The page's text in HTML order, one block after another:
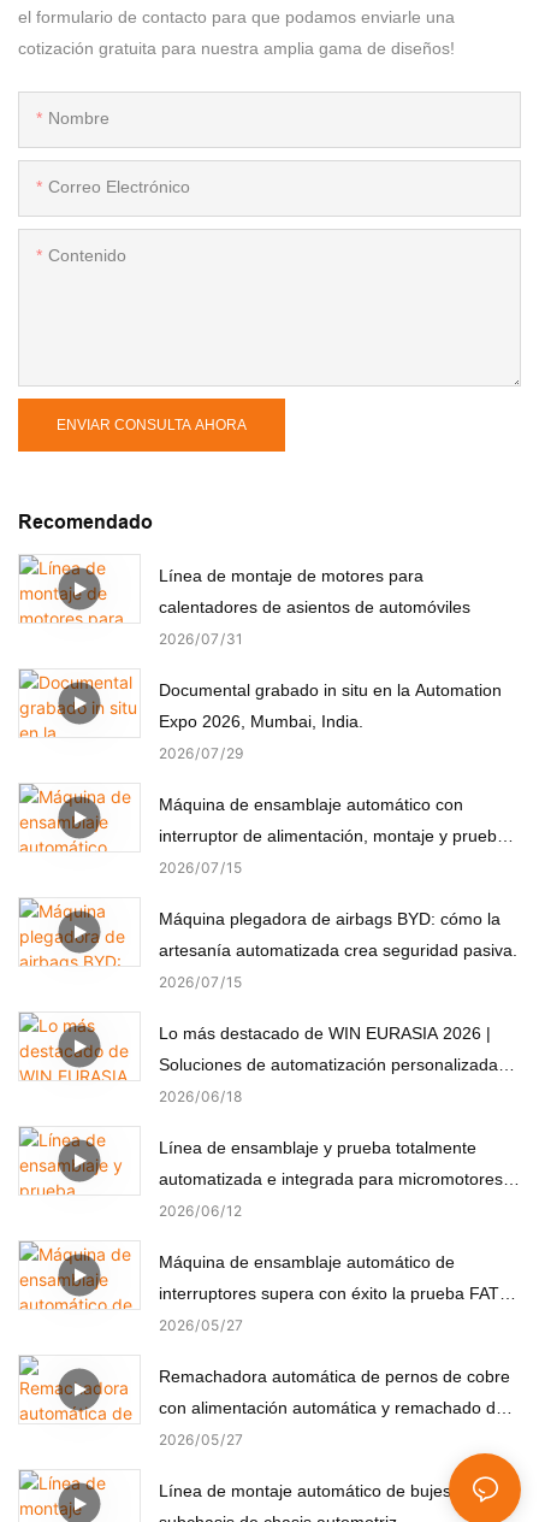
el formulario de contacto para que podamos enviarle una
cotización gratuita para nuestra amplia gama de diseños!
Nombre
Correo Electrónico
Contenido
ENVIAR CONSULTA AHORA
Recomendado
Línea de montaje de motores para
calentadores de asientos de automóviles
2026 07 31
Documental grabado in situ en la Automation
Expo 2026, Mumbai, India.
2026 07 29
Máquina de ensamblaje automático con
interruptor de alimentación, montaje y prueba
automáticos
2026 07 15
Máquina plegadora de airbags BYD: cómo la
artesanía automatizada crea seguridad pasiva.
2026 07 15
Lo más destacado de WIN EURASIA 2026 |
Soluciones de automatización personalizadas
para electrónica, automoción, medicina y
2026 06 18
Línea de ensamblaje y prueba totalmente
automatizada e integrada para micromotores
(componentes no estándar)
2026 06 12
Máquina de ensamblaje automático de
interruptores supera con éxito la prueba FAT
del cliente turco
2026 05 27
Remachadora automática de pernos de cobre
con alimentación automática y remachado de
precisión.
2026 05 27
Línea de montaje automático de bujes para